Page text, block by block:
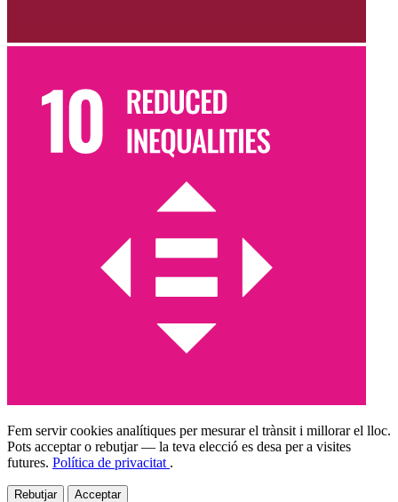
Fem servir cookies analítiques per mesurar el trànsit i millorar el lloc.
Pots acceptar o rebutjar — la teva elecció es desa per a visites
futures. Política de privacitat .
Rebutjar Acceptar